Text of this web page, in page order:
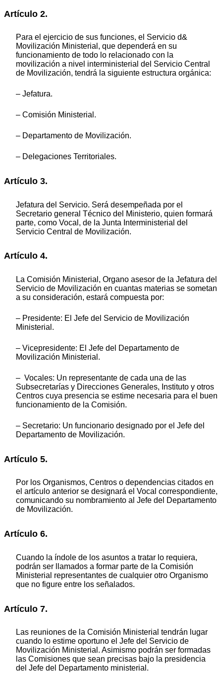
Artículo 2.
Para el ejercicio de sus funciones, el Servicio d&
Movilización Ministerial, que dependerá en su
funcionamiento de todo lo relacionado con la
movilización a nivel interministerial del Servicio Central
de Movilización, tendrá la siguiente estructura orgánica:
‒ Jefatura.
‒ Comisión Ministerial.
‒ Departamento de Movilización.
‒ Delegaciones Territoriales.
Artículo 3.
Jefatura del Servicio. Será desempeñada por el
Secretario general Técnico del Ministerio, quien formará
parte, como Vocal, de la Junta Interministerial del
Servicio Central de Movilización.
Artículo 4.
La Comisión Ministerial, Organo asesor de la Jefatura del
Servicio de Movilización en cuantas materias se sometan
a su consideración, estará compuesta por:
‒ Presidente: El Jefe del Servicio de Movilización
Ministerial.
‒ Vicepresidente: El Jefe del Departamento de
Movilización Ministerial.
‒ Vocales: Un representante de cada una de las
Subsecretarías y Direcciones Generales, Instituto y otros
Centros cuya presencia se estime necesaria para el buen
funcionamiento de la Comisión.
‒ Secretario: Un funcionario designado por el Jefe del
Departamento de Movilización.
Artículo 5.
Por los Organismos, Centros o dependencias citados en
el artículo anterior se designará el Vocal correspondiente,
comunicando su nombramiento al Jefe del Departamento
de Movilización.
Artículo 6.
Cuando la índole de los asuntos a tratar lo requiera,
podrán ser llamados a formar parte de la Comisión
Ministerial representantes de cualquier otro Organismo
que no figure entre los señalados.
Artículo 7.
Las reuniones de la Comisión Ministerial tendrán lugar
cuando lo estime oportuno el Jefe del Servicio de
Movilización Ministerial. Asimismo podrán ser formadas
las Comisiones que sean precisas bajo la presidencia
del Jefe del Departamento ministerial.